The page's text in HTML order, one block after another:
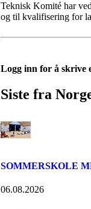
Teknisk Komité har
og til kvalifisering for
Logg inn for å skrive
Siste fra
SOMMERSKOLE
06.08.2026